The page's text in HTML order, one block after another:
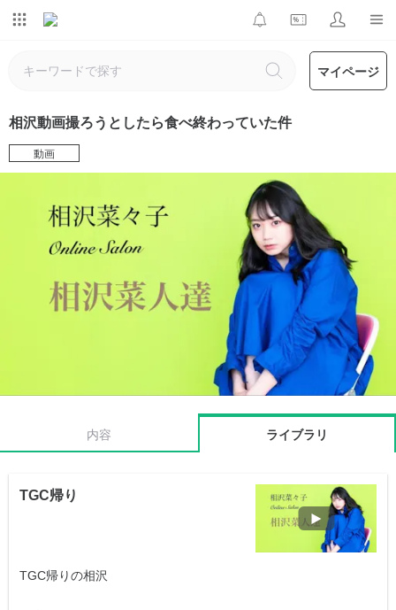
マイページ
相沢動画撮ろうとしたら食べ終わっていた件
動画
内容 ライブラリ
TGC帰り
TGC帰りの相沢